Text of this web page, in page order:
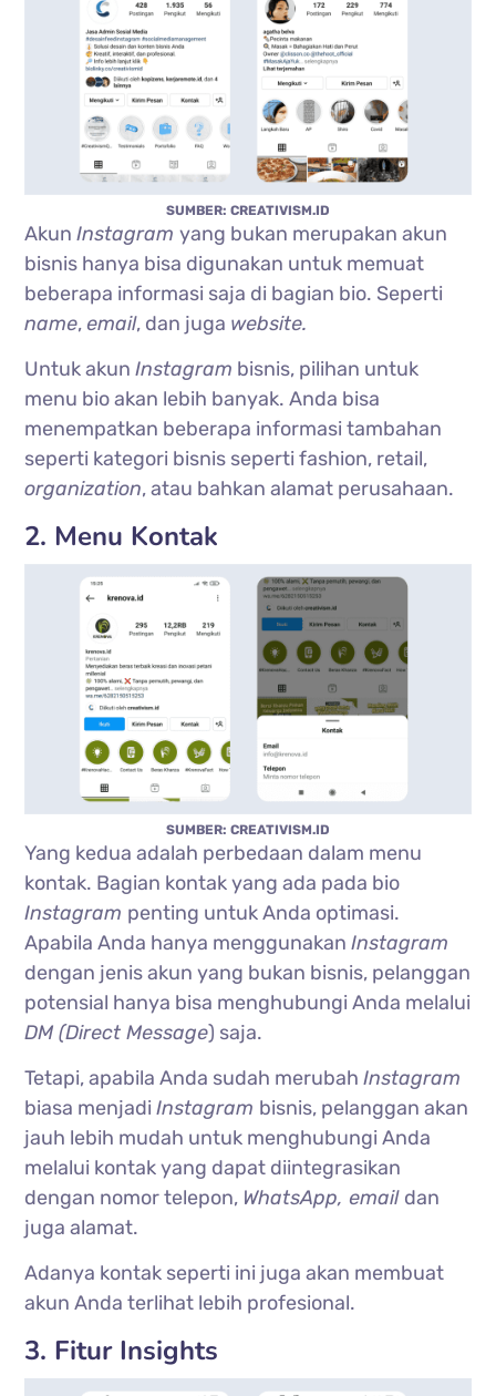
SUMBER: CREATIVISM.ID
AkunInstagramyang bukan merupakan akun
bisnis hanya bisa digunakan untuk memuat
beberapa informasi saja di bagian bio. Seperti
name, email, dan juga website.
Untuk akunInstagram bisnis, pilihan untuk
menu bio akan lebih banyak. Anda bisa
menempatkan beberapa informasi tambahan
seperti kategori bisnis seperti fashion, retail,
organization, atau bahkan alamat perusahaan.
2. Menu Kontak
SUMBER: CREATIVISM.ID
Yang kedua adalah perbedaan dalam menu
kontak. Bagian kontak yang ada pada bio
Instagram penting untuk Anda optimasi.
Apabila Anda hanya menggunakanInstagram
dengan jenis akun yang bukan bisnis, pelanggan
potensial hanya bisa menghubungi Anda melalui
DM (Direct Message) saja.
Tetapi, apabila Anda sudah merubahInstagram
biasa menjadiInstagram bisnis, pelanggan akan
jauh lebih mudah untuk menghubungi Anda
melalui kontak yang dapat diintegrasikan
dengan nomor telepon, WhatsApp, email dan
juga alamat.
Adanya kontak seperti ini juga akan membuat
akun Anda terlihat lebih profesional.
3. Fitur Insights